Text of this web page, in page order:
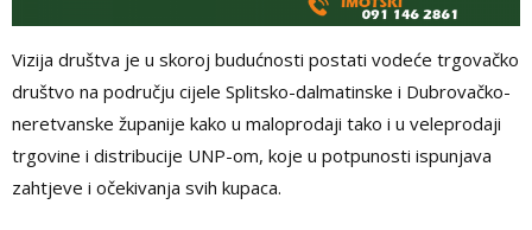
Vizija društva je u skoroj budućnosti postati vodeće trgovačko
društvo na području cijele Splitsko-dalmatinske i Dubrovačko-
neretvanske županije kako u maloprodaji tako i u veleprodaji
trgovine i distribucije UNP-om, koje u potpunosti ispunjava
zahtjeve i očekivanja svih kupaca.